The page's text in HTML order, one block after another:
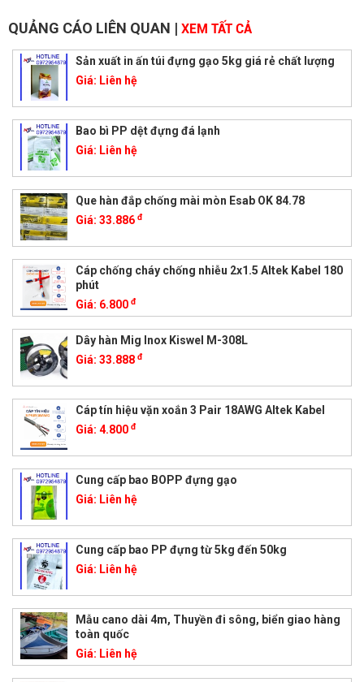
QUẢNG CÁO LIÊN QUAN | XEM TẤT CẢ
Sản xuất in ấn túi đựng gạo 5kg giá rẻ chất lượng
Giá: Liên hệ
Bao bì PP dệt đựng đá lạnh
Giá: Liên hệ
Que hàn đắp chống mài mòn Esab OK 84.78
Giá: 33.886 đ
Cáp chống cháy chống nhiễu 2x1.5 Altek Kabel 180
phút
Giá: 6.800 đ
Dây hàn Mig Inox Kiswel M-308L
Giá: 33.888 đ
Cáp tín hiệu vặn xoắn 3 Pair 18AWG Altek Kabel
Giá: 4.800 đ
Cung cấp bao BOPP đựng gạo
Giá: Liên hệ
Cung cấp bao PP đựng từ 5kg đến 50kg
Giá: Liên hệ
Mẫu cano dài 4m, Thuyền đi sông, biển giao hàng
toàn quốc
Giá: Liên hệ